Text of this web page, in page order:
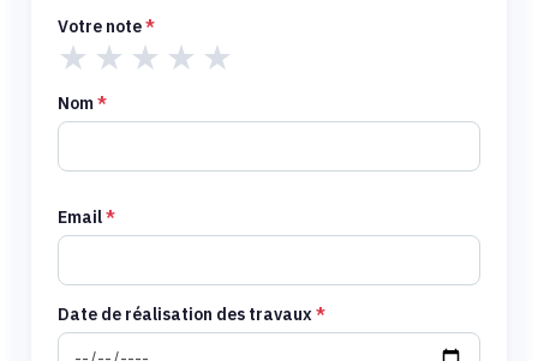
Votre note*
★ ★ ★ ★ ★
Nom*
Email*
Date de réalisation des travaux *